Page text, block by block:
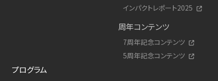
インパクトレポート2025
周年コンテンツ
7周年記念コンテンツ
5周年記念コンテンツ
プログラム